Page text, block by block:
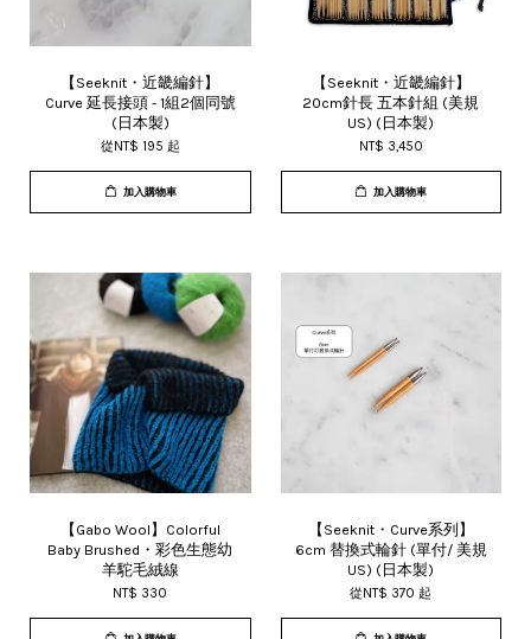
【Seeknit・近畿編針】
Curve 延長接頭 - 1組2個同號
(日本製)
從NT$ 195 起
加入購物車
【Seeknit・近畿編針】
20cm針長 五本針組 (美規
US) (日本製)
NT$ 3,450
加入購物車
【Gabo Wool】Colorful
Baby Brushed・彩色生態幼
羊駝毛絨線
NT$ 330
【Seeknit・Curve系列】
6cm 替換式輪針 (單付/ 美規
US) (日本製)
從NT$ 370起